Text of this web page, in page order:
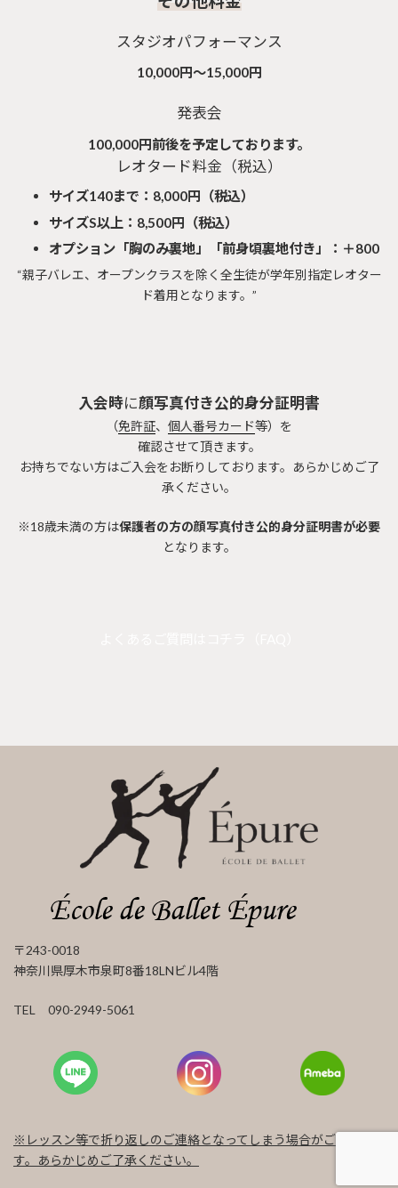
スタジオパフォーマンス
10,000円〜15,000円
発表会
100,000円前後を予定しております。
レオタード料金（税込）
サイズ140まで：8,000円（税込）
サイズS以上：8,500円（税込）
オプション「胸のみ裏地」「前身頃裏地付き」：＋800
“親子バレエ、オープンクラスを除く全生徒が学年別指定レオター
ド着用となります。”
入会時に顔写真付き公的身分証明書
（免許証、 個人番号カード等）を
確認させて頂きます。
お持ちでない方はご入会をお断りしております。あらかじめご了
承ください。
※18歳未満の方は保護者の方の顔写真付き公的身分証明書が必要
となります。
〒243-0018
神奈川県厚木市泉町8番18LNビル4階
TEL 090-2949-5061
※レッスン等で折り返しのご連絡となってしまう場合がございま
す。あらかじめご了承ください。